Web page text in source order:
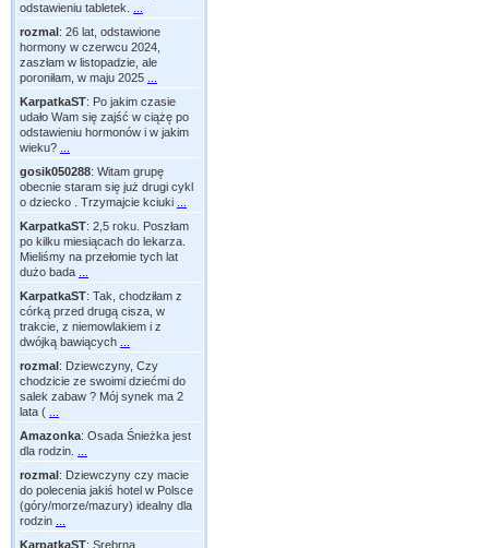
odstawieniu tabletek.
rozmal: 26 lat, odstawione
hormony w czerwcu 2024,
zaszłam w listopadzie, ale
poroniłam, w maju 2025
KarpatkaST: Po jakim czasie
udało Wam się zajść w ciążę po
odstawieniu hormonów i w jakim
wieku?
gosik050288: Witam grupę
obecnie staram się już drugi cykl
o dziecko . Trzymajcie kciuki
KarpatkaST: 2,5 roku. Poszłam
po kilku miesiącach do lekarza.
Mieliśmy na przełomie tych lat
dużo bada
KarpatkaST: Tak, chodziłam z
córką przed drugą cisza, w
trakcie, z niemowlakiem i z
dwójką bawiących
rozmal: Dziewczyny, Czy
chodzicie ze swoimi dziećmi do
salek zabaw ? Mój synek ma 2
lata (
Amazonka: Osada Śnieżka jest
dla rodzin.
rozmal: Dziewczyny czy macie
do polecenia jakiś hotel w Polsce
(góry/morze/mazury) idealny dla
rodzin
KarpatkaST: Srebrna